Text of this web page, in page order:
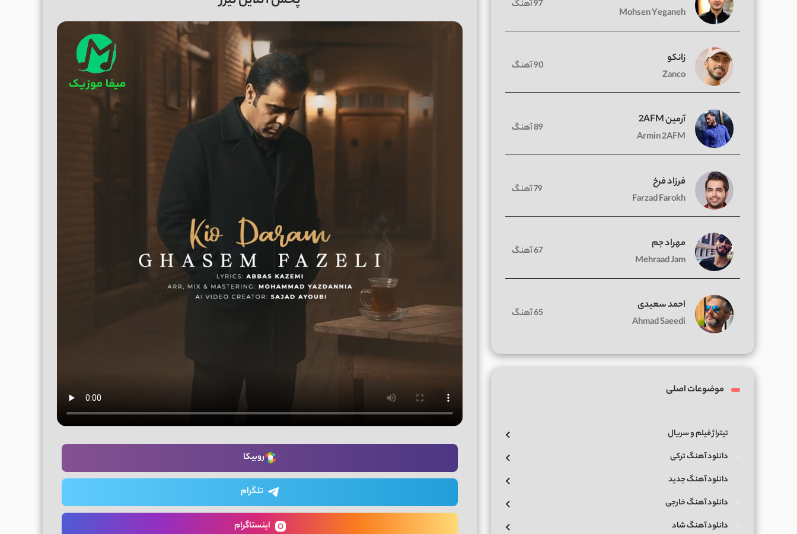
روبیکا
تلگرام
اینستاگرام
Mohsen Yeganeh
97 آهنگ
زانکو
Zanco
90 آهنگ
آرمین 2AFM
Armin 2AFM
89 آهنگ
فرزاد فرخ
Farzad Farokh
79 آهنگ
مهراد جم
Mehraad Jam
67 آهنگ
احمد سعیدی
Ahmad Saeedi
65 آهنگ
موضوعات اصلی
تیتراژ فیلم و سریال
دانلود آهنگ ترکی
دانلود آهنگ جدید
دانلود آهنگ خارجی
دانلود آهنگ شاد